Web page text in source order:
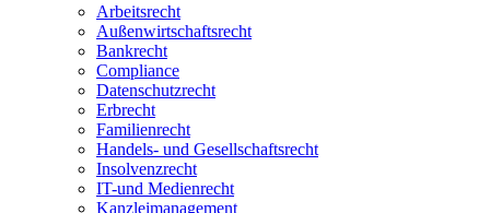
Arbeitsrecht
Außenwirtschaftsrecht
Bankrecht
Compliance
Datenschutzrecht
Erbrecht
Familienrecht
Handels- und Gesellschaftsrecht
Insolvenzrecht
IT-und Medienrecht
Kanzleimanagement